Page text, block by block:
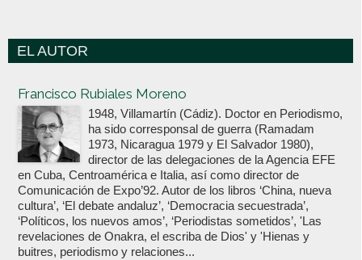
EL AUTOR
Francisco Rubiales Moreno
1948, Villamartín (Cádiz). Doctor en Periodismo,
ha sido corresponsal de guerra (Ramadam
1973, Nicaragua 1979 y El Salvador 1980),
director de las delegaciones de la Agencia EFE
en Cuba, Centroamérica e Italia, así como director de
Comunicación de Expo’92. Autor de los libros ‘China, nueva
cultura’, ‘El debate andaluz’, ‘Democracia secuestrada’,
‘Políticos, los nuevos amos’, ‘Periodistas sometidos’, 'Las
revelaciones de Onakra, el escriba de Dios' y 'Hienas y
buitres, periodismo y relaciones...